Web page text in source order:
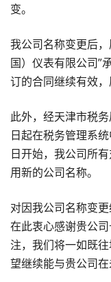
变。
我公司名称变更后
国）仪表有限公司”
订的合同继续有效
此外，经天津市税
日起在税务管理系
日开始，我公司所
用新的公司名称。
对因我公司名称变
在此衷心感谢贵公
注，我们将一如既
望继续能与贵公司在